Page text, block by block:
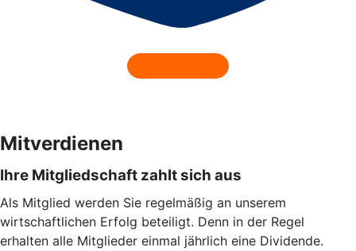
Mitverdienen
Ihre Mitgliedschaft zahlt sich aus
Als Mitglied werden Sie regelmäßig an unserem
wirtschaftlichen Erfolg beteiligt. Denn in der Regel
erhalten alle Mitglieder einmal jährlich eine Dividende.